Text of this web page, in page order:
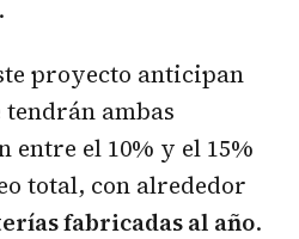
proyecto anticipan
tendrán ambas
entre el 10% y el 15%
total, con alrededor
fabricadas al año.